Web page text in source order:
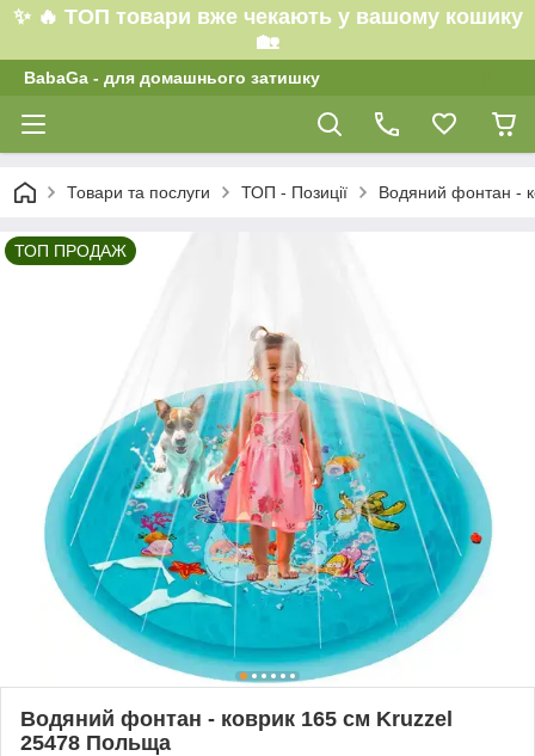
✨ 🔥 ТОП товари вже чекають у вашому кошику
🏡
BabaGa - для домашнього затишку
Товари та послуги ТОП - Позиції Водяний фонтан -
ТОП ПРОДАЖ
Водяний фонтан - коврик 165 см Kruzzel
25478 Польща